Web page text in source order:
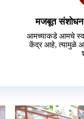
मजबूत संशोधन
आमच्याकडे आमचे
केंद्र आहे, त्यामुळे